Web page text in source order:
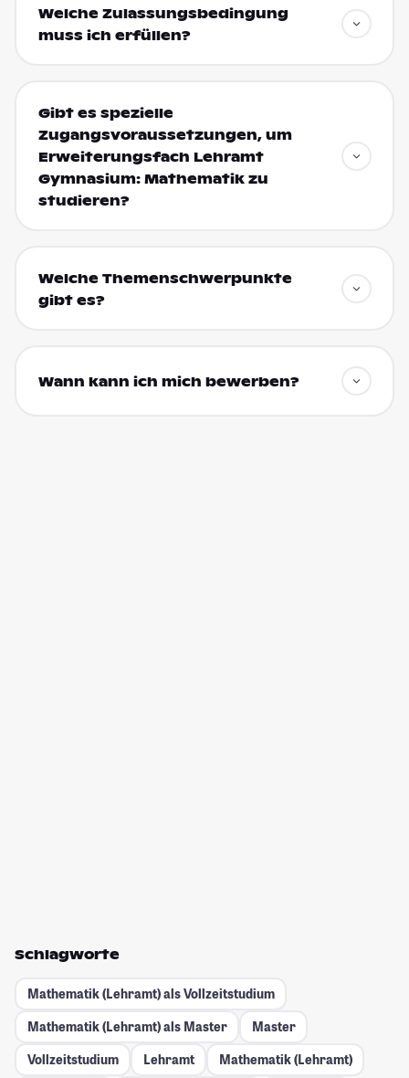
Welche Zulassungsbedingung
muss ich erfüllen?
Gibt es spezielle
Zugangsvoraussetzungen, um
Erweiterungsfach Lehramt
Gymnasium: Mathematik zu
studieren?
Welche Themenschwerpunkte
gibt es?
Wann kann ich mich bewerben?
Schlagworte
Mathematik (Lehramt) als Vollzeitstudium
Mathematik (Lehramt) als Master
Master
Vollzeitstudium
Lehramt
Mathematik (Lehramt)